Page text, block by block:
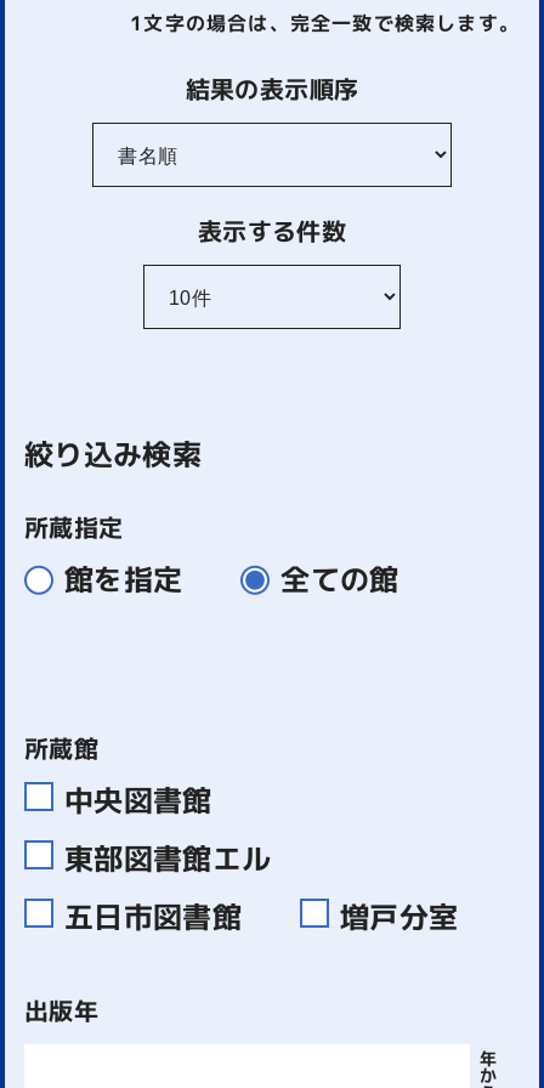
1文字の場合は、完全一致で検索します。
結果の表示順序
表示する件数
絞り込み検索
所蔵指定
館を指定 全ての館
所蔵館
中央図書館
東部図書館エル
五日市図書館
増戸分室
出版年
年
か